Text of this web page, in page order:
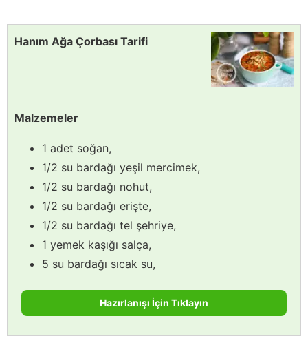
Hanım Ağa Çorbası Tarifi
Malzemeler
1 adet soğan,
1/2 su bardağı yeşil mercimek,
1/2 su bardağı nohut,
1/2 su bardağı erişte,
1/2 su bardağı tel şehriye,
1 yemek kaşığı salça,
5 su bardağı sıcak su,
Hazırlanışı İçin Tıklayın